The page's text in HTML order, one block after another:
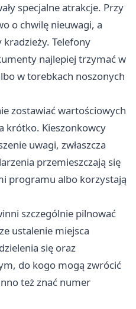
specjalne atrakcje. Przy
o chwilę nieuwagi, a
kradzieży. Telefony
najlepiej trzymać w
w torebkach noszonych
zostawiać wartościowych
krótko. Kieszonkowcy
uwagi, zwłaszcza
przemieszczają się
programu albo korzystają
szczególnie pilnować
ustalenie miejsca
się oraz
do kogo mogą zwrócić
też znać numer